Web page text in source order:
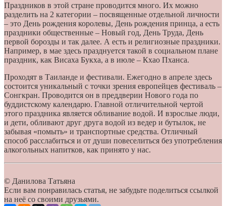
Праздников в этой стране проводится много. Их можно
разделить на 2 категории – посвященные отдельной личности
– это День рождения королевы, День рождения принца, а есть
праздники общественные – Новый год, День Труда, День
первой борозды и так далее. А есть и религиозные праздники.
Например, в мае здесь празднуется такой в социальном плане
праздник, как Висаха Букха, а в июле – Кхао Пханса.
Проходят в Таиланде и фестивали. Ежегодно в апреле здесь
состоится уникальный с точки зрения европейцев фестиваль –
Сонгкран. Проводится он в преддверии Нового года по
буддистскому календарю. Главной отличительной чертой
этого праздника является обливание водой. И взрослые люди,
и дети, обливают друг друга водой из ведер и бутылок, не
забывая «помыть» и транспортные средства. Отличный
способ расслабиться и от души повеселиться без употребления
алкогольных напитков, как принято у нас.
© Данилова Татьяна
Если вам понравилась статья, не забудьте поделиться ссылкой
на неё со своими друзьями.